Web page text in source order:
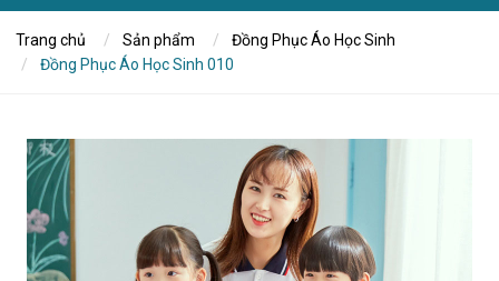
Trang chủ Sản phẩm
Đồng Phục Áo Học Sinh
Đồng Phục Áo Học Sinh 010